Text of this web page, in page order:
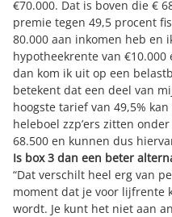
€70.000. Dat is boven die €
premie tegen 49,5 procent
80.000 aan inkomen heb en
hypotheekrente van
dan kom ik uit op een
betekent dat een deel van
hoogste tarief van 49,5%
heleboel zzp’ers zitten
68.500 en kunnen dus
Is box 3 dan een beter
“Dat verschilt heel erg van
moment dat je voor lijfrente
wordt. Je kunt het niet aan